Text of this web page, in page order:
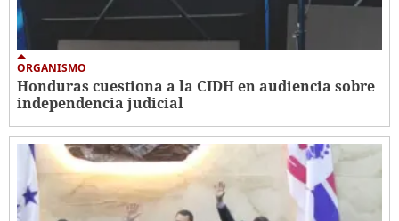
ORGANISMO
Honduras cuestiona a la CIDH en audiencia sobre
independencia judicial